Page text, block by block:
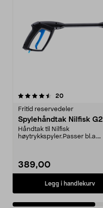
20anmeldelser
Fritid reservedeler
Spylehåndtak Nilfisk G2
Håndtak til Nilfisk
høytrykkspyler.Passer bl.a.
389,00
Legg i handlekurv
4.5av 5 stjerner